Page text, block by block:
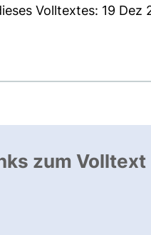
Volltextes: 19 Dez
zum Volltext
öffnet neues